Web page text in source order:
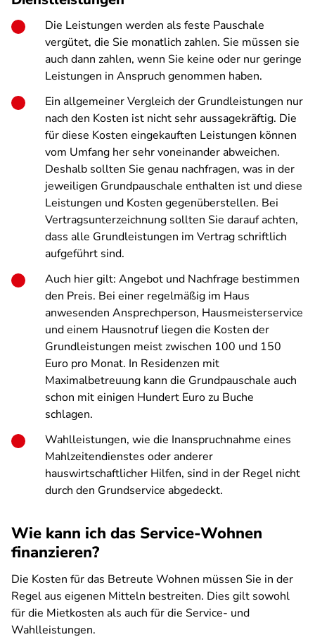
Die Leistungen werden als feste Pauschale
vergütet, die Sie monatlich zahlen. Sie müssen sie
auch dann zahlen, wenn Sie keine oder nur geringe
Leistungen in Anspruch genommen haben.
Ein allgemeiner Vergleich der Grundleistungen nur
nach den Kosten ist nicht sehr aussagekräftig. Die
für diese Kosten eingekauften Leistungen können
vom Umfang her sehr voneinander abweichen.
Deshalb sollten Sie genau nachfragen, was in der
jeweiligen Grundpauschale enthalten ist und diese
Leistungen und Kosten gegenüberstellen. Bei
Vertragsunterzeichnung sollten Sie darauf achten,
dass alle Grundleistungen im Vertrag schriftlich
aufgeführt sind.
Auch hier gilt: Angebot und Nachfrage bestimmen
den Preis. Bei einer regelmäßig im Haus
anwesenden Ansprechperson, Hausmeisterservice
und einem Hausnotruf liegen die Kosten der
Grundleistungen meist zwischen 100 und 150
Euro pro Monat. In Residenzen mit
Maximalbetreuung kann die Grundpauschale auch
schon mit einigen Hundert Euro zu Buche
schlagen.
Wahlleistungen, wie die Inanspruchnahme eines
Mahlzeitendienstes oder anderer
hauswirtschaftlicher Hilfen, sind in der Regel nicht
durch den Grundservice abgedeckt.
Wie kann ich das Service-Wohnen
finanzieren?
Die Kosten für das Betreute Wohnen müssen Sie in der
Regel aus eigenen Mitteln bestreiten. Dies gilt sowohl
für die Mietkosten als auch für die Service- und
Wahlleistungen.